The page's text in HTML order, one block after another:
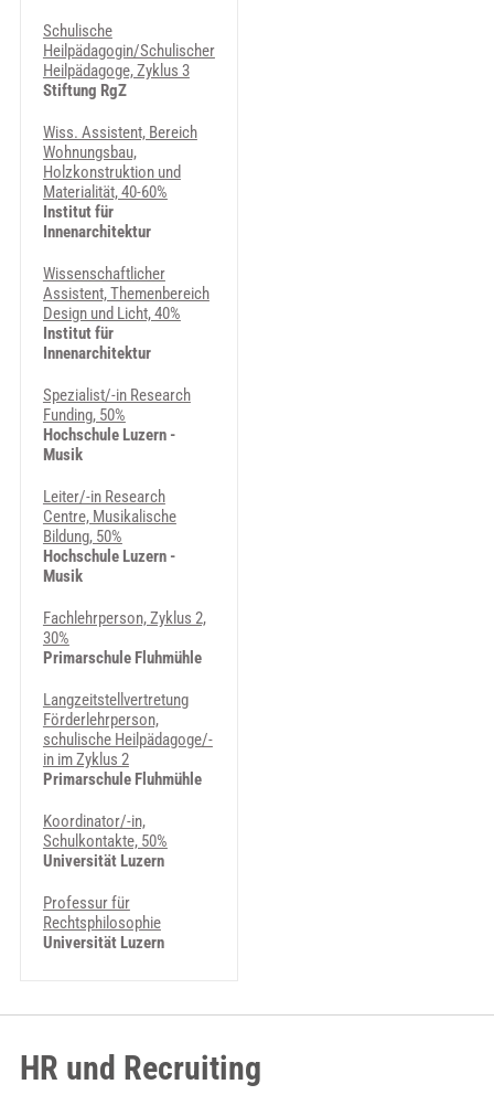
Schulische
Heilpädagogin/Schulischer
Heilpädagoge, Zyklus 3
Stiftung RgZ
Wiss. Assistent, Bereich
Wohnungsbau,
Holzkonstruktion und
Materialität, 40-60%
Institut für
Innenarchitektur
Wissenschaftlicher
Assistent, Themenbereich
Design und Licht, 40%
Institut für
Innenarchitektur
Spezialist/-in Research
Funding, 50%
Hochschule Luzern -
Musik
Leiter/-in Research
Centre, Musikalische
Bildung, 50%
Hochschule Luzern -
Musik
Fachlehrperson, Zyklus 2,
30%
Primarschule Fluhmühle
Langzeitstellvertretung
Förderlehrperson,
schulische Heilpädagoge/-
in im Zyklus 2
Primarschule Fluhmühle
Koordinator/-in,
Schulkontakte, 50%
Universität Luzern
Professur für
Rechtsphilosophie
Universität Luzern
HR und Recruiting